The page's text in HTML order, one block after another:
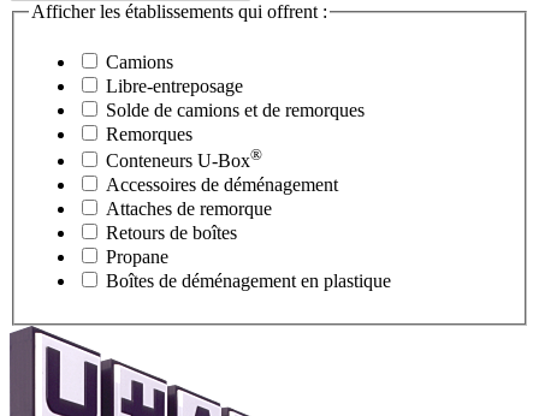
Afficher les établissements qui offrent :
Camions
Libre-entreposage
Solde de camions et de remorques
Remorques
Conteneurs U-Box®
Accessoires de déménagement
Attaches de remorque
Retours de boîtes
Propane
Boîtes de déménagement en plastique